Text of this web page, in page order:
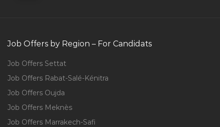
Job Offers by Region – For Candidats
Job Offers Settat
Job Offers Rabat-Salé-Kénitra
Job Offers Oujda
Job Offers Meknès
Job Offers Marrakech-Safi